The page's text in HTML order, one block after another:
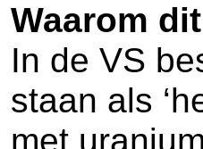
Waarom
In de VS
staan als
met